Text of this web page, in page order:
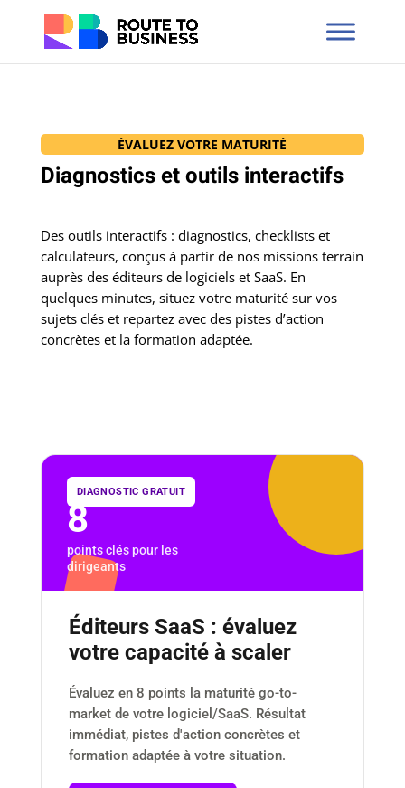
ÉVALUEZ VOTRE MATURITÉ
Diagnostics et outils interactifs
Des outils interactifs : diagnostics, checklists et
calculateurs, conçus à partir de nos missions terrain
auprès des éditeurs de logiciels et SaaS. En
quelques minutes, situez votre maturité sur vos
sujets clés et repartez avec des pistes d’action
concrètes et la formation adaptée.
DIAGNOSTIC GRATUIT
8
points clés pour les
dirigeants
Éditeurs SaaS : évaluez
votre capacité à scaler
Évaluez en 8 points la maturité go-to-
market de votre logiciel/SaaS. Résultat
immédiat, pistes d'action concrètes et
formation adaptée à votre situation.